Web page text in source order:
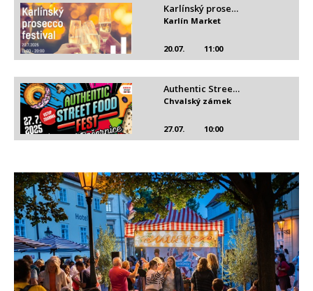
Karlínský prose…
20.07. 11:00
Karlín Market
Authentic Stree…
27.07. 10:00
Chvalský zámek